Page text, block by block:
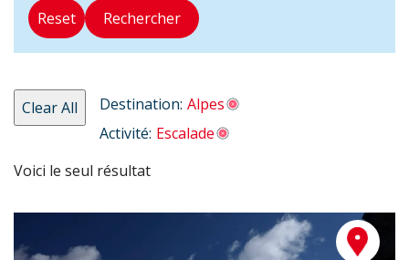
Reset Rechercher
Clear All Destination: Alpes
Activité: Escalade
Voici le seul résultat